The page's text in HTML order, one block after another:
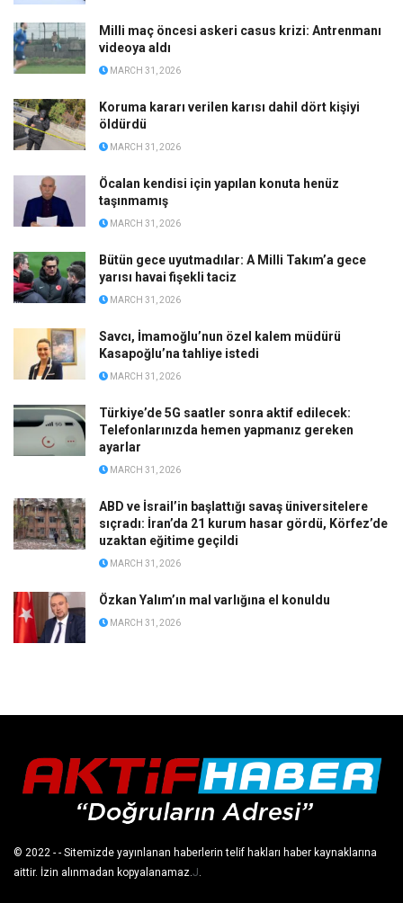
Milli maç öncesi askeri casus krizi: Antrenmanı
videoya aldı
MARCH 31, 2026
Koruma kararı verilen karısı dahil dört kişiyi
öldürdü
MARCH 31, 2026
Öcalan kendisi için yapılan konuta henüz
taşınmamış
MARCH 31, 2026
Bütün gece uyutmadılar: A Milli Takım’a gece
yarısı havai fişekli taciz
MARCH 31, 2026
Savcı, İmamoğlu’nun özel kalem müdürü
Kasapoğlu’na tahliye istedi
MARCH 31, 2026
Türkiye’de 5G saatler sonra aktif edilecek:
Telefonlarınızda hemen yapmanız gereken
ayarlar
MARCH 31, 2026
ABD ve İsrail’in başlattığı savaş üniversitelere
sıçradı: İran’da 21 kurum hasar gördü, Körfez’de
uzaktan eğitime geçildi
MARCH 31, 2026
Özkan Yalım’ın mal varlığına el konuldu
MARCH 31, 2026
© 2022 - - Sitemizde yayınlanan haberlerin telif hakları haber kaynaklarına
aittir. İzin alınmadan kopyalanamaz. J